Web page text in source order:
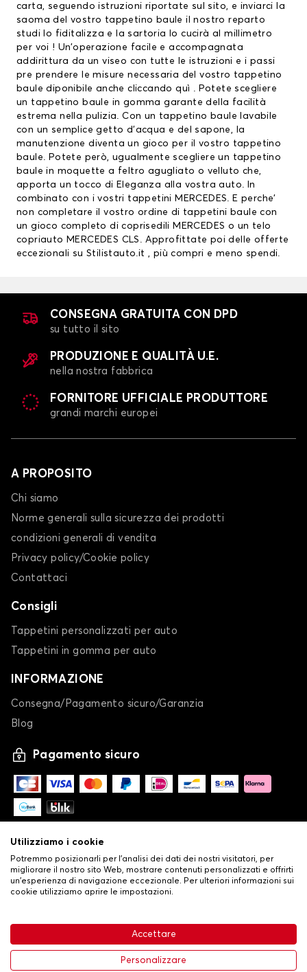
32,53 € Aggiungi al carrello
carta, seguendo istruzioni riportate sul sito, e inviarci la
saoma del vostro tappetino baule il nostro reparto
studi lo fiditalizza e la sartoria lo cucirà al millimetro
per voi ! Un’operazione facile e accompagnata
addirittura da un viseo con tutte le istruzioni e i passi
pre prendere le misure necessaria del vostro tappetino
baule diponibile anchecliccando quì . Potete scegliere
un tappetino baule in gomma garante della facilità
estrema nella pulizia. Con un tappetino baule lavabile
con un semplice getto d’acqua e del sapone, la
manutenzione diventa un gioco per il vostro tappetino
baule. Potete però, ugualmente scegliere un tappetino
baule in moquette a feltro agugliato o velluto che,
apporta un tocco di Eleganza alla vostra auto. In
combinato con i vostri tappetini MERCEDES. E perche’
non completare il vostro ordine di tappetini baule con
un gioco completo dicoprisedili MERCEDES o un telo
copriauto MERCEDES CLS. Approfittate poi delle offerte
eccezionali su Stilistauto.it , più compri e meno spendi.
CONSEGNA GRATUITA CON DPD
su tutto il sito
PRODUZIONE E QUALITÀ U.E.
nella nostra fabbrica
FORNITORE UFFICIALE PRODUTTORE
grandi marchi europei
A PROPOSITO
Chi siamo
Norme generali sulla sicurezza dei prodotti
condizioni generali di vendita
Privacy policy/Cookie policy
Contattaci
Consigli
Tappetini personalizzati per auto
Tappetini in gomma per auto
INFORMAZIONE
Consegna/Pagamento sicuro/Garanzia
Blog
Pagamento sicuro
Condizioni generali di vendita•
Politica sulla privacy e sui cookie•Livraison
Utilizziamo i cookie
Potremmo posizionarli per l'analisi dei dati dei nostri visitatori, per
migliorare il nostro sito Web, mostrare contenuti personalizzati e offrirti
un'esperienza di navigazione eccezionale. Per ulteriori informazioni sui
cookie utilizziamo aprire le impostazioni.
Accettare
Personalizzare